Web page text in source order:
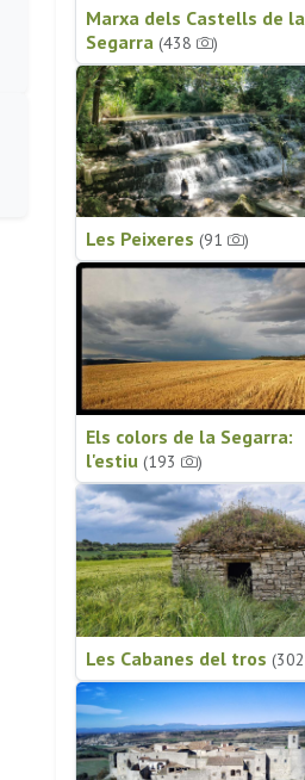
Marxa dels Castells de la
Segarra (438 )
Les Peixeres (91 )
Els colors de la Segarra:
l'estiu (193 )
Les Cabanes del tros (302